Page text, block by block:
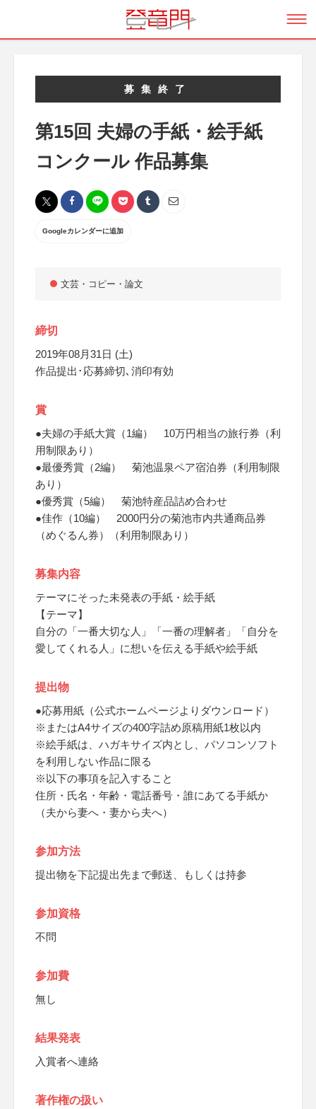
募集終了
第15回 夫婦の手紙・絵手紙
コンクール 作品募集
Googleカレンダーに追加
文芸・コピー・論文
締切
2019年08月31日 (土)
作品提出･応募締切､消印有効
賞
●夫婦の手紙大賞（1編） 10万円相当の旅行券（利
用制限あり）
●最優秀賞（2編） 菊池温泉ペア宿泊券（利用制限
あり）
●優秀賞（5編） 菊池特産品詰め合わせ
●佳作（10編） 2000円分の菊池市内共通商品券
（めぐるん券）（利用制限あり）
募集内容
テーマにそった未発表の手紙・絵手紙
【テーマ】
自分の「一番大切な人」「一番の理解者」「自分を
愛してくれる人」に想いを伝える手紙や絵手紙
提出物
●応募用紙（公式ホームページよりダウンロード）
※またはA4サイズの400字詰め原稿用紙1枚以内
※絵手紙は、ハガキサイズ内とし、パソコンソフト
を利用しない作品に限る
※以下の事項を記入すること
住所・氏名・年齢・電話番号・誰にあてる手紙か
（夫から妻へ・妻から夫へ）
参加方法
提出物を下記提出先まで郵送、もしくは持参
参加資格
不問
参加費
無し
結果発表
入賞者へ連絡
著作権の扱い